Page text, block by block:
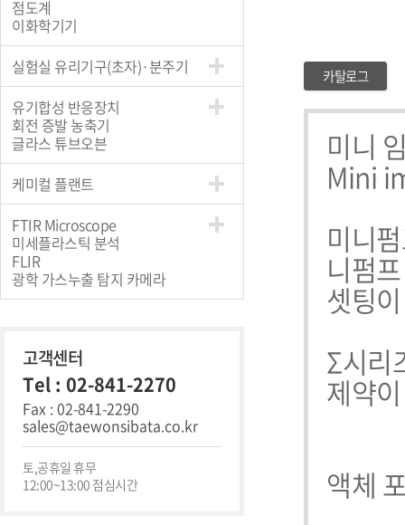
점도계
이화학기기
실험실 유리기구(초자)·분주기
유기합성 반응장치
회전 증발 농축기
글라스 튜브오븐
케미컬 플랜트
FTIR Microscope
미세플라스틱 분석
FLIR
광학 가스누출 탐지 카메라
고객센터
Tel : 02-841-2270
Fax : 02-841-2290
sales@taewonsibata.co.kr
토,공휴일 휴무
12:00~13:00 점심시간
카탈로그
미니
Mini
미니
니펌
셋팅
Σ시리
제약
액체